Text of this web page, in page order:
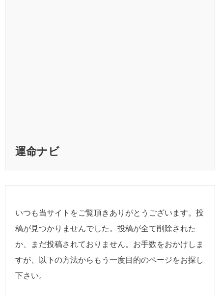
運命ナビ
いつも当サイトをご覧頂きありがとうございます。投
稿が見つかりませんでした。投稿が全て削除された
か、まだ投稿されておりません。お手数をおかけしま
すが、以下の方法からもう一度目的のページをお探し
下さい。